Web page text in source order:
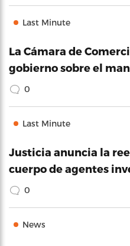
Last Minute
La Cámara de
gobierno sobre el
0
Last Minute
Justicia anuncia la
cuerpo de agentes
0
News